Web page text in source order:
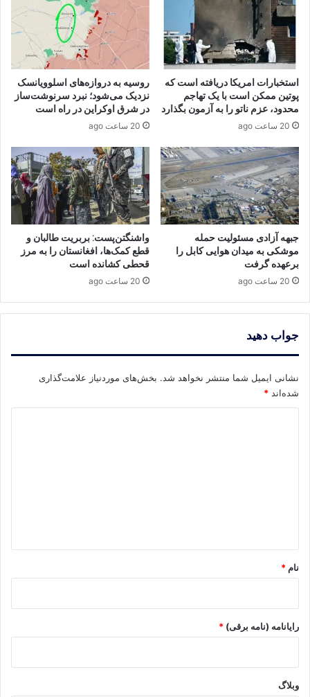
استخبارات امریکا دریافته است که
پوتین ممکن است با یک تهاجم
محدود، عزم ناتو را به آزمون بگذارد
20 ساعت ago
روسیه به دروازه‌های اسلوویانسک
نزدیک می‌شود؛ نبرد سرنوشت‌ساز
در شرق اوکراین در راه است
20 ساعت ago
جبهه آزادی مسئولیت حمله
موشکی به میدان هوایی کابل را
برعهده گرفت
20 ساعت ago
واشنگتن‌پست: بربریت طالبان و
قطع کمک‌ها، افغانستان را به مرز
قحطی کشانده است
20 ساعت ago
جواب دهید
نشانی ایمیل شما منتشر نخواهد شد. بخش‌های موردنیاز علامت‌گذاری
شده‌اند *
نام *
رایانامه (نامه برقی) *
وبلاگ